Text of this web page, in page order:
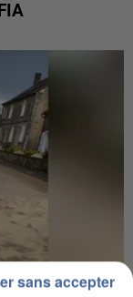
sans accepter